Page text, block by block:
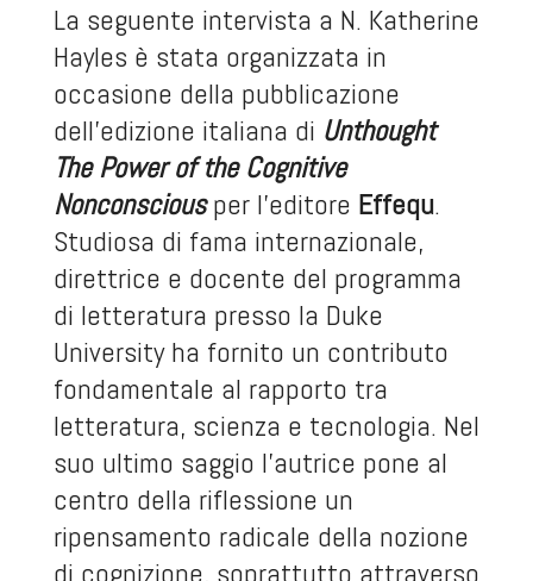
La seguente intervista a N. Katherine
Hayles è stata organizzata in
occasione della pubblicazione
dell'edizione italiana di Unthought
The Power of the Cognitive
Nonconsciousper l'editore Effequ.
Studiosa di fama internazionale,
direttrice e docente del programma
di letteratura presso la Duke
University ha fornito un contributo
fondamentale al rapporto tra
letteratura, scienza e tecnologia. Nel
suo ultimo saggio l’autrice pone al
centro della riflessione un
ripensamento radicale della nozione
di cognizione, soprattutto attraverso